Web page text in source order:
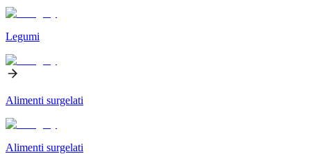
Legumi
Alimenti surgelati
Alimenti surgelati